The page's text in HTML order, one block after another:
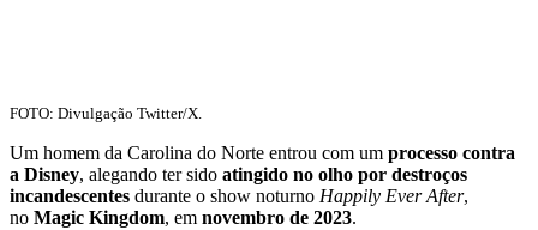
FOTO: Divulgação Twitter/X.
Um homem da Carolina do Norte entrou com um processo contra
a Disney, alegando ter sido atingido no olho por destroços
incandescentes durante o show noturno Happily Ever After,
no Magic Kingdom, em novembro de 2023.